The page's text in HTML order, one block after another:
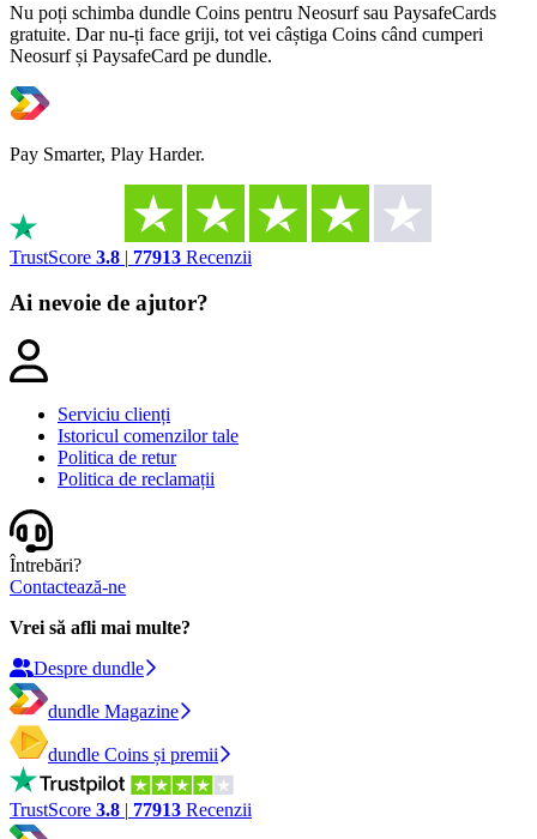
Nu poți schimba dundle Coins pentru Neosurf sau PaysafeCards
gratuite. Dar nu-ți face griji, tot vei câștiga Coins când cumperi
Neosurf și PaysafeCard pe dundle.
Pay Smarter, Play Harder.
TrustScore 3.8 | 77913 Recenzii
Ai nevoie de ajutor?
Serviciu clienți
Istoricul comenzilor tale
Politica de retur
Politica de reclamații
Întrebări?
Contactează-ne
Vrei să afli mai multe?
Despre dundle
dundle Magazine
dundle Coins și premii
TrustScore 3.8 | 77913 Recenzii